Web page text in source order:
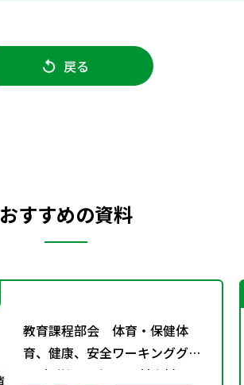
戻る
おすすめの資料
教育課程部会 体育・保健体
育、健康、安全ワーキンググル
ープ（第11回） 配付資料